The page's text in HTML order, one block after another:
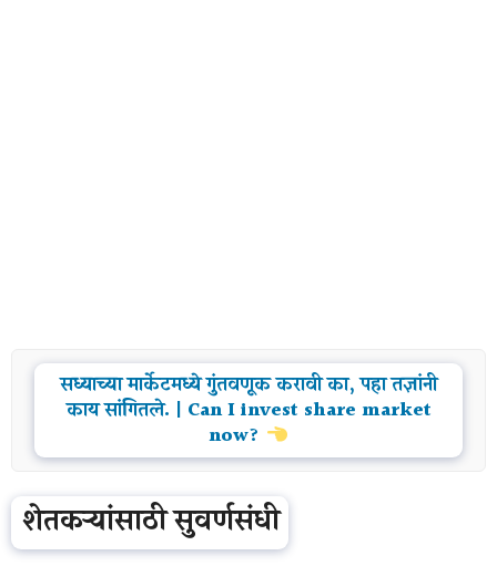
सध्याच्या मार्केटमध्ये गुंतवणूक करावी का, पहा तज्ञांनी
काय सांगितले. | Can I invest share market
now?
शेतकऱ्यांसाठी सुवर्णसंधी